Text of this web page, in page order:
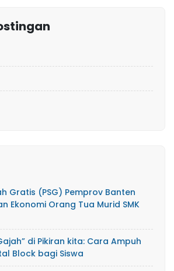
Gratis (PSG) Pemprov Banten
Ekonomi Orang Tua Murid SMK
di Pikiran kita: Cara Ampuh
Block bagi Siswa